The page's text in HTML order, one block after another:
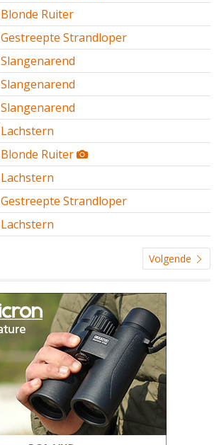
Blonde Ruiter
Gestreepte Strandloper
Slangenarend
Slangenarend
Slangenarend
Lachstern
Blonde Ruiter
Lachstern
Gestreepte Strandloper
Lachstern
Volgende